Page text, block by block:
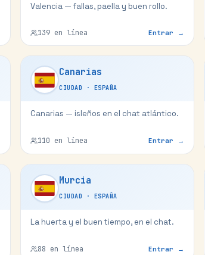
Valencia — fallas, paella y buen rollo.
139 en línea Entrar →
Canarias
CIUDAD · ESPAÑA
Canarias — isleños en el chat atlántico.
110 en línea Entrar →
Murcia
CIUDAD · ESPAÑA
La huerta y el buen tiempo, en el chat.
88 en línea Entrar →